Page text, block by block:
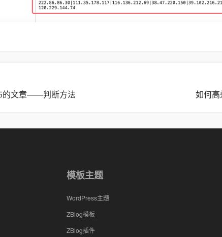
的文章——判断方法 如何高
模板主题
WordPress主题
ZBlog模板
ZBlog插件